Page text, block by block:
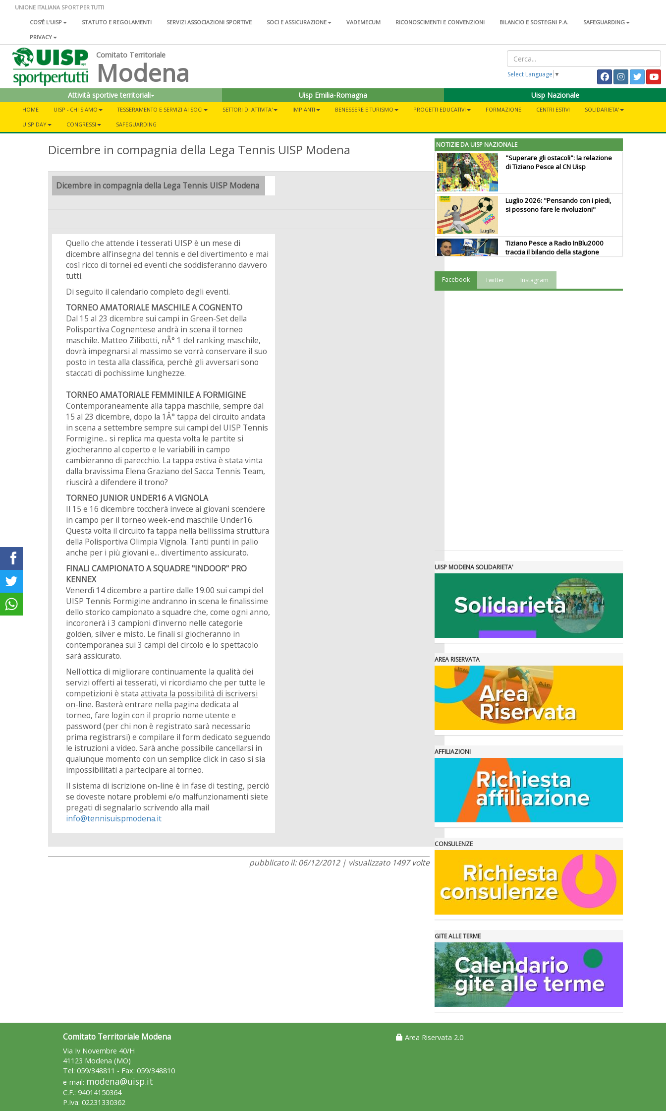
UNIONE ITALIANA SPORT PER TUTTI
COS'È L'UISP
STATUTO E REGOLAMENTI SERVIZI ASSOCIAZIONI SPORTIVE SOCI E ASSICURAZIONE VADEMECUM RICONOSCIMENTI E CONVENZIONI BILANCIO E SOSTEGNI P.A.
SAFEGUARDING
PRIVACY
Comitato Territoriale
Modena Select Language ▼
Attività sportive territoriali Uisp Emilia-Romagna Uisp Nazionale
HOME UISP - CHI SIAMO TESSERAMENTO E SERVIZI AI SOCI SETTORI DI ATTIVITA' IMPIANTI BENESSERE E TURISMO PROGETTI EDUCATIVI FORMAZIONE CENTRI ESTIVI
SOLIDARIETA'
UISP DAY
CONGRESSI SAFEGUARDING
Dicembre in compagnia della Lega Tennis UISP Modena
Dicembre in compagnia della Lega Tennis UISP Modena
Quello che attende i tesserati UISP è un mese di
dicembre all'insegna del tennis e del divertimento e mai
così ricco di tornei ed eventi che soddisferanno davvero
tutti.
Di seguito il calendario completo degli eventi.
TORNEO AMATORIALE MASCHILE A COGNENTO
Dal 15 al 23 dicembre sui campi in Green-Set della
Polisportiva Cognentese andrà in scena il torneo
maschile. Matteo Zilibotti, nÂ° 1 del ranking maschile,
dovrà impegnarsi al massimo se vorrà conservare il suo
posto in testa alla classifica, perchè gli avversari sono
staccati di pochissime lunghezze.
TORNEO AMATORIALE FEMMINILE A FORMIGINE
Contemporaneamente alla tappa maschile, sempre dal
15 al 23 dicembre, dopo la 1Â° tappa del circuito andata
in scena a settembre sempre sui campi del UISP Tennis
Formigine... si replica ma questa volta le partite si
giocheranno al coperto e le variabili in campo
cambieranno di parecchio. La tappa estiva è stata vinta
dalla bravissima Elena Graziano del Sacca Tennis Team,
riuscirà a difendere il trono?
TORNEO JUNIOR UNDER16 A VIGNOLA
Il 15 e 16 dicembre toccherà invece ai giovani scendere
in campo per il torneo week-end maschile Under16.
Questa volta il circuito fa tappa nella bellissima struttura
della Polisportiva Olimpia Vignola. Tanti punti in palio
anche per i più giovani e... divertimento assicurato.
FINALI CAMPIONATO A SQUADRE "INDOOR" PRO
KENNEX
Venerdì 14 dicembre a partire dalle 19.00 sui campi del
UISP Tennis Formigine andranno in scena le finalissime
dello storico campionato a squadre che, come ogni anno,
incoronerà i 3 campioni d'inverno nelle categorie
golden, silver e misto. Le finali si giocheranno in
contemporanea sui 3 campi del circolo e lo spettacolo
sarà assicurato.
Nell'ottica di migliorare continuamente la qualità dei
servizi offerti ai tesserati, vi ricordiamo che per tutte le
competizioni è stata attivata la possibilità di iscriversi
on-line. Basterà entrare nella pagina dedicata al
torneo, fare login con il proprio nome utente e
password (per chi non è registrato sarà necessario
prima registrarsi) e compilare il form dedicato seguendo
le istruzioni a video. Sarà anche possibile cancellarsi in
qualunque momento con un semplice click in caso si sia
impossibilitati a partecipare al torneo.
Il sistema di iscrizione on-line è in fase di testing, perciò
se doveste notare problemi e/o malfunzionamenti siete
pregati di segnalarlo scrivendo alla mail
info@tennisuispmodena.it
pubblicato il: 06/12/2012 | visualizzato 1497 volte
NOTIZIE DA UISP NAZIONALE
"Superare gli ostacoli": la relazione
di Tiziano Pesce al CN Uisp
Luglio 2026: "Pensando con i piedi,
si possono fare le rivoluzioni"
Tiziano Pesce a Radio InBlu2000
traccia il bilancio della stagione
Ddl Lobby, Uisp: “Il Parlamento
Facebook Twitter Instagram
UISP MODENA SOLIDARIETA'
AREA RISERVATA
AFFILIAZIONI
CONSULENZE
GITE ALLE TERME
Comitato Territoriale Modena
Via Iv Novembre 40/H
41123 Modena (MO)
Tel: 059/348811 - Fax: 059/348810
e-mail: modena@uisp.it
C.F.: 94014150364
P.Iva: 02231330362
Area Riservata 2.0